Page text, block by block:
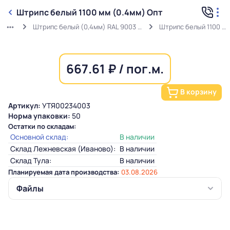
Штрипс белый 1100 мм (0.4мм) Опт
Штрипс белый (0,4мм) RAL 9003 ГОСТ в защитной пленке Штрипс белый 1100 мм (0.4мм) Опт
667.61 ₽ / пог.м.
В корзину
Артикул: УТЯ00234003
Норма упаковки: 50
Остатки по складам:
Основной склад:
В наличии
Склад Лежневская (Иваново): В наличии
Склад Тула:
В наличии
Планируемая дата производства: 03.08.2026
Файлы